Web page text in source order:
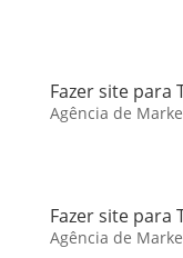
Fazer site
Agência de
Fazer site para
Agência de